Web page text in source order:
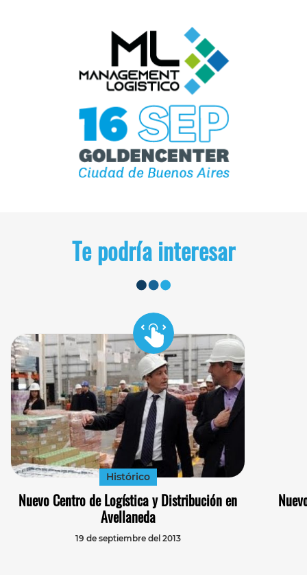
Te podría interesar
Histórico
Nuevo Centro de Logística y Distribución en
Avellaneda
19 de septiembre del 2013